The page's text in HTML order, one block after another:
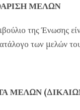
ΜΕΛΩΝ
της Ένωσης
των μελών
ΜΕΛΩΝ